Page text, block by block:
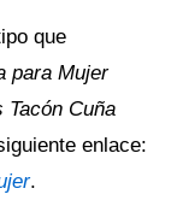
que
para Mujer
Tacón Cuña
enlace:
.